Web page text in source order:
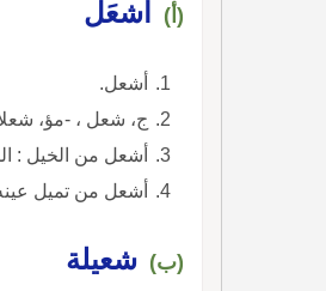
(أ) أشعَل
أشعل.
ج، شعل ، -مؤ،
أشعل من الخيل :
أشعل من تميل
(ب) شعيلة